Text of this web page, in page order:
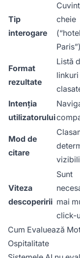
Tip
interogare
cheie
Paris”)
Format
rezultate
Listă
linkuri
Intenția
utilizatorului
Mod de
citare
Viteza
descoperirii
Sunt
mai
click-
Cum Evaluează
Ospitalitate